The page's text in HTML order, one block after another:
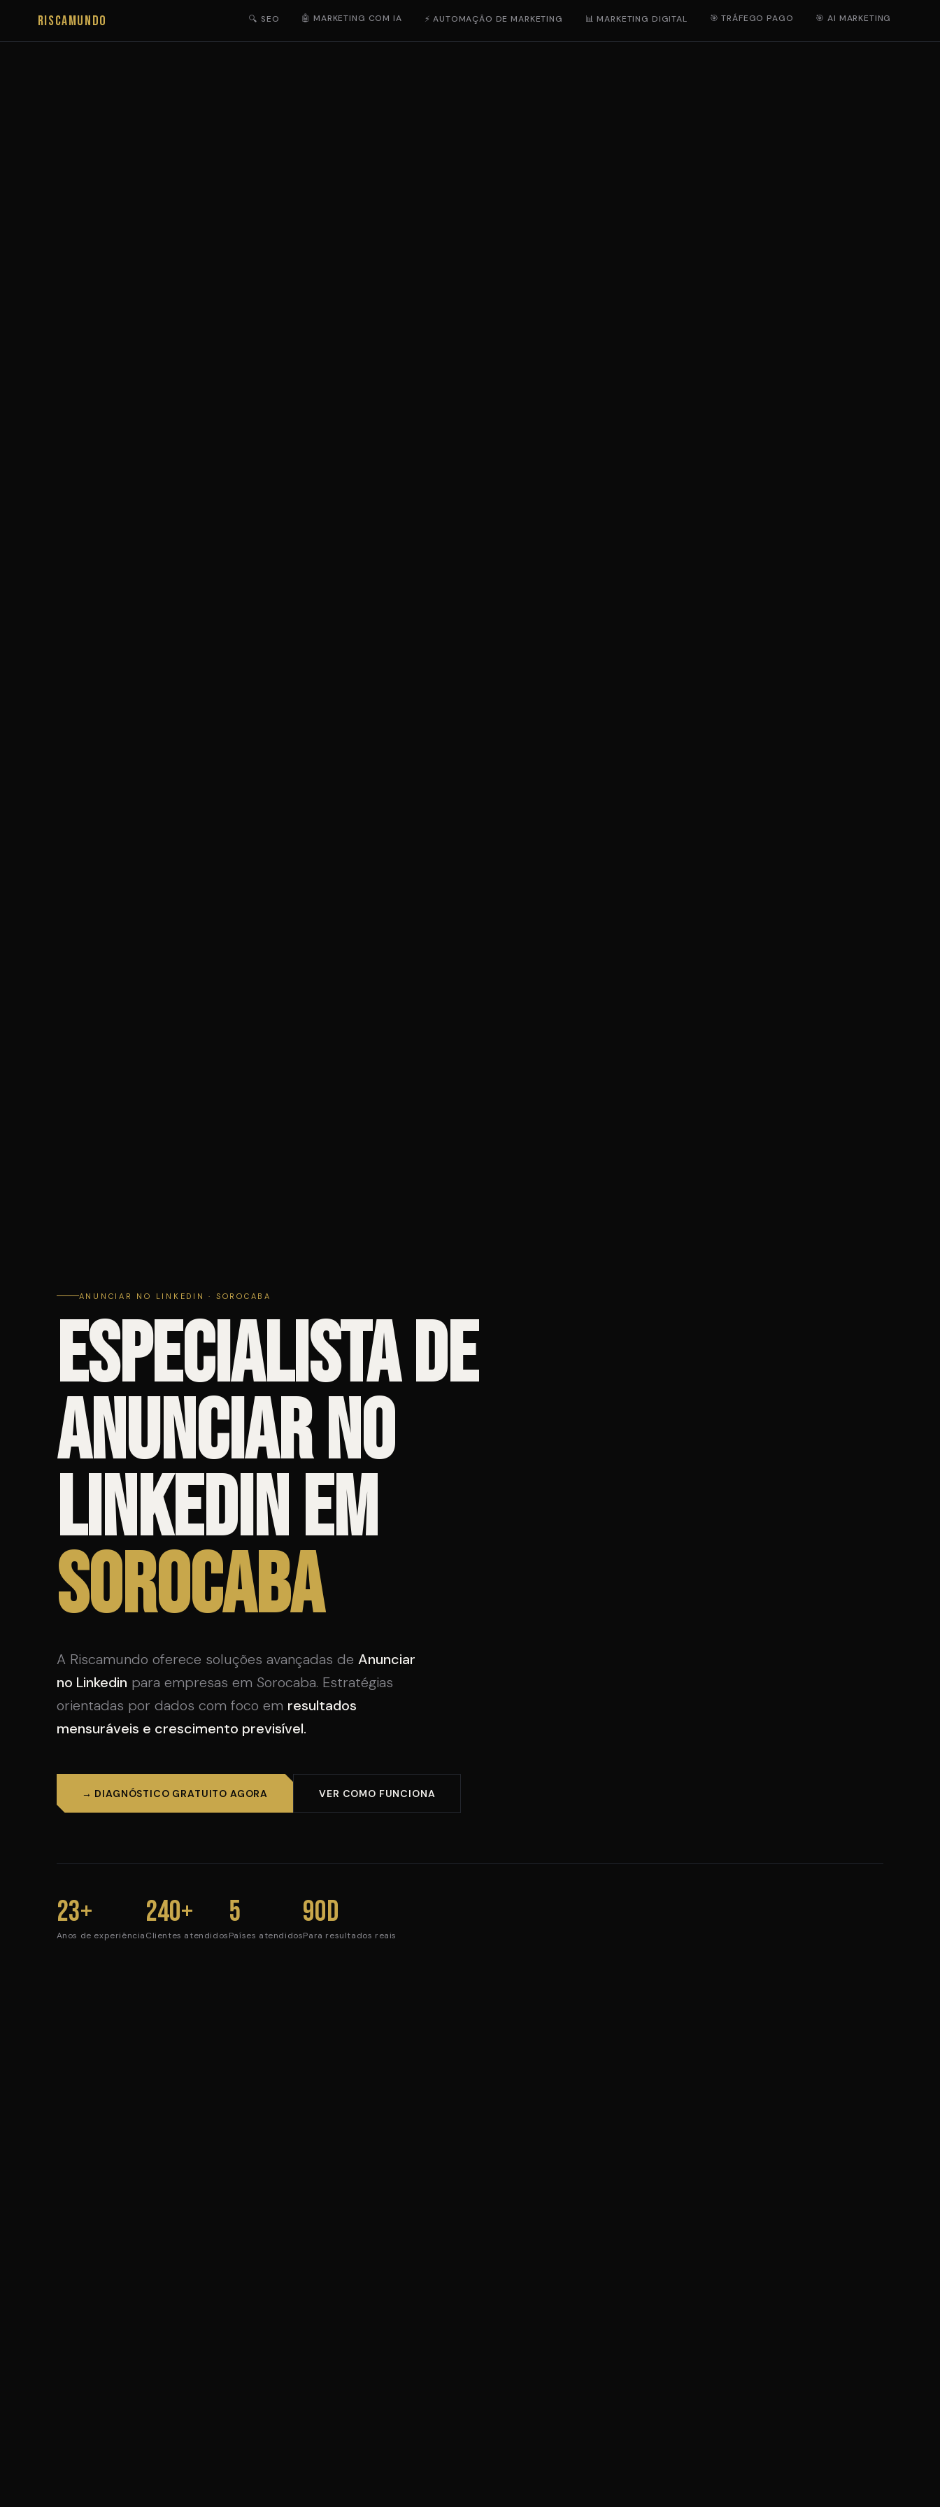
RISCAMUNDO 🔍 SEO 🤖 MARKETING COM IA ⚡ AUTOMAÇÃO DE MARKETING 📊 MARKETING DIGITAL 🎯 TRÁFEGO PAGO 🎯 AI MARKETING
ANUNCIAR NO LINKEDIN · SOROCABA
Especialista de
Anunciar no
Linkedin em
Sorocaba
A Riscamundo oferece soluções avançadas de Anunciar
no Linkedin para empresas em Sorocaba. Estratégias
orientadas por dados com foco em resultados
mensuráveis e crescimento previsível.
→ DIAGNÓSTICO GRATUITO AGORA VER COMO FUNCIONA
23+
Anos de experiência
240+
Clientes atendidos
5
Países atendidos
90d
Para resultados reais